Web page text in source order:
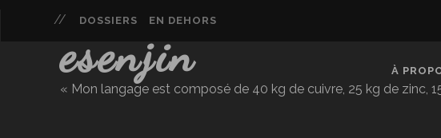
DOSSIERS EN DEHORS
esenjin
« Mon langage est composé de 40 kg de cuivre, 25 kg de zinc,
À